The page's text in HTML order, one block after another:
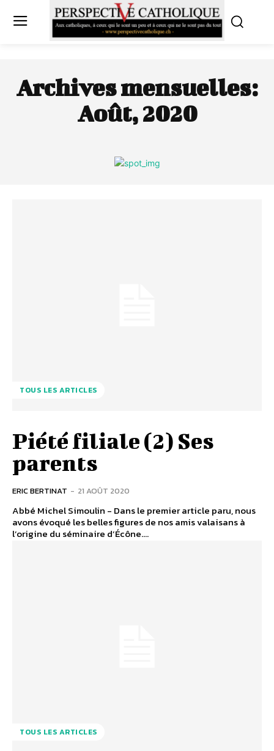
Archives mensuelles:
Août, 2020
TOUS LES ARTICLES
Piété filiale (2) Ses
parents
ERIC BERTINAT - 21 AOÛT 2020
Abbé Michel Simoulin - Dans le premier article paru, nous
avons évoqué les belles figures de nos amis valaisans à
l’origine du séminaire d’Écône....
TOUS LES ARTICLES